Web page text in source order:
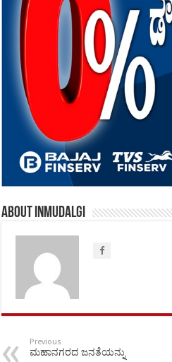
About inmudalgi
Previous
ಮಹಾನಗರದ ಜನತೆಯನ್ನು